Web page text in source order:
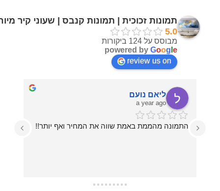
תמונות זכוכית | תמונות קנבס | שעוני קיר
5.0
מבוסס על 124 ביקורות
powered by Goog e
review us on
ליאם נועם
a year ago
התמונה מהממת באמת שווה את המחיר ואף יותר!!